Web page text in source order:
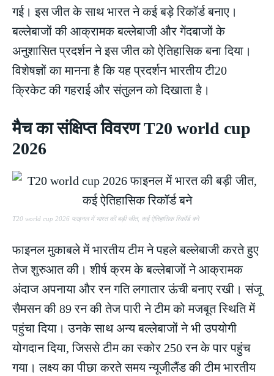
गई। इस जीत के साथ भारत ने कई बड़े रिकॉर्ड बनाए।
बल्लेबाजों की आक्रामक बल्लेबाजी और गेंदबाजों के
अनुशासित प्रदर्शन ने इस जीत को ऐतिहासिक बना दिया।
विशेषज्ञों का मानना है कि यह प्रदर्शन भारतीय टी20
क्रिकेट की गहराई और संतुलन को दिखाता है।
मैच का संक्षिप्त विवरण T20 world cup
2026
T20 world cup 2026 फाइनल में भारत की बड़ी जीत, कई ऐतिहासिक रिकॉर्ड बने
फाइनल मुकाबले में भारतीय टीम ने पहले बल्लेबाजी करते हुए
तेज शुरुआत की। शीर्ष क्रम के बल्लेबाजों ने आक्रामक
अंदाज अपनाया और रन गति लगातार ऊंची बनाए रखी। संजू
सैमसन की 89 रन की तेज पारी ने टीम को मजबूत स्थिति में
पहुंचा दिया। उनके साथ अन्य बल्लेबाजों ने भी उपयोगी
योगदान दिया, जिससे टीम का स्कोर 250 रन के पार पहुंच
गया। लक्ष्य का पीछा करते समय न्यूजीलैंड की टीम भारतीय